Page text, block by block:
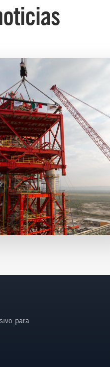
para